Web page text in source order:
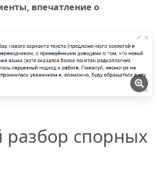
впечатление о
спорных